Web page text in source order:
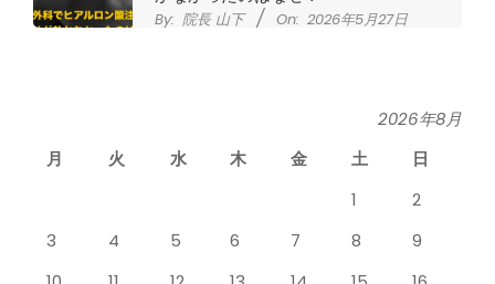
マ
タ
整
By: 院長 山下 On: 2026年5月27日
2026年5月26日
膝のお皿の下が痛くて運動できない！
たほうがいい？それとも温める？
By: 院長 山下 On: 2026年5月25日
2026年8月
月
火 水 木 金 土
日
1
2
3
4 5 6 7 8
9